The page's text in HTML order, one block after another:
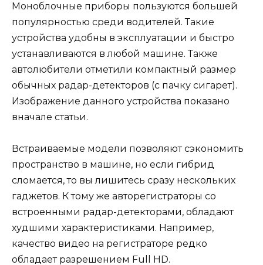
Моноблочные приборы пользуются большей
популярностью среди водителей. Такие
устройства удобны в эксплуатации и быстро
устанавливаются в любой машине. Также
автолюбители отметили компактный размер
обычных радар-детекторов (с пачку сигарет).
Изображение данного устройства показано
вначале статьи.
Встраиваемые модели позволяют сэкономить
пространство в машине, но если гибрид
сломается, то вы лишитесь сразу нескольких
гаджетов. К тому же авторегистраторы со
встроенными радар-детекторами, обладают
худшими характеристиками. Например,
качество видео на регистраторе редко
обладает разрешением Full HD.